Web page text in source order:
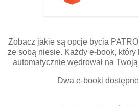
Zobacz jakie są opcje bycia
ze sobą niesie. Każdy e-book, który
automatycznie wędrował na
Dwa e-booki